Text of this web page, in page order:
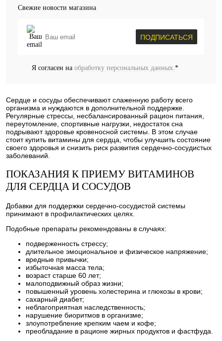
Свежие новости магазина
ПОДПИСАТЬСЯ
Я согласен на обработку персональных данных. *
Сердце и сосуды обеспечивают слаженную работу всего
организма и нуждаются в дополнительной поддержке.
Регулярные стрессы, несбалансированный рацион питания,
переутомление, спортивные нагрузки, недостаток сна
подрывают здоровье кровеносной системы. В этом случае
стоит купить витамины для сердца, чтобы улучшить состояние
своего здоровья и снизить риск развития сердечно-сосудистых
заболеваний.
ПОКАЗАНИЯ К ПРИЕМУ ВИТАМИНОВ
ДЛЯ СЕРДЦА И СОСУДОВ
Добавки для поддержки сердечно-сосудистой системы
принимают в профилактических целях.
Подобные препараты рекомендованы в случаях:
подверженность стрессу;
длительное эмоциональное и физическое напряжение;
вредные привычки;
избыточная масса тела;
возраст старше 60 лет;
малоподвижный образ жизни;
повышенный уровень холестерина и глюкозы в крови;
сахарный диабет;
неблагоприятная наследственность;
нарушение биоритмов в организме;
злоупотребление крепким чаем и кофе;
преобладание в рационе жирных продуктов и фастфуда.